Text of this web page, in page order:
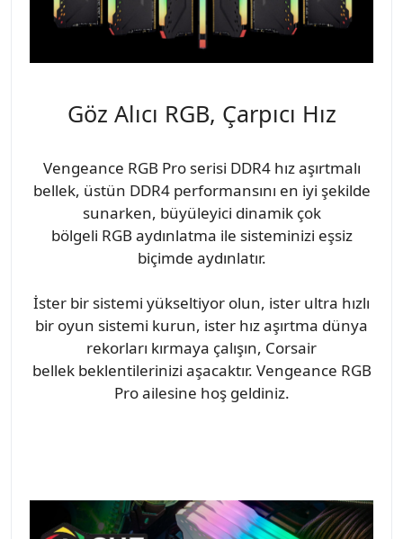
Göz Alıcı RGB, Çarpıcı Hız
Vengeance RGB Pro serisi DDR4 hız aşırtmalı
bellek, üstün DDR4 performansını en iyi şekilde
sunarken, büyüleyici dinamik çok
bölgeli RGB aydınlatma ile sisteminizi eşsiz
biçimde aydınlatır.
İster bir sistemi yükseltiyor olun, ister ultra hızlı
bir oyun sistemi kurun, ister hız aşırtma dünya
rekorları kırmaya çalışın, Corsair
bellek beklentilerinizi aşacaktır. Vengeance RGB
Pro ailesine hoş geldiniz.